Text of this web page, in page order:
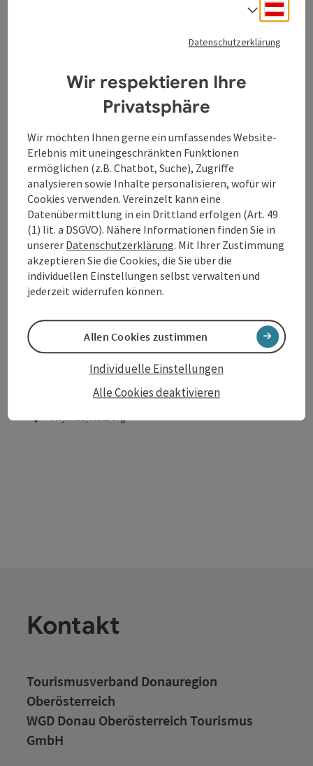
Beitrag merken: Radiästhesiepfad
Radiästhesiepfad
Wünschelrutenlehrpfad (Radiästhesiepfad)
Thyrnau/Kellberg
Öffnungszeiten
MOMontag geöffnet
DIDienstag geöffnet
MIMittwoch geöffnet
DODonnerstag geöffnet
FRFreitag geöffnet
SASamstag geöffnet
SOSonntag geöffnet
FEFeiertag geöffnet
Beitrag merken: Zahnärzte Seidl & Marienfeld
Zahnärzte Seidl & Marienfeld
Zahnarztpraxis
Thyrnau/Kellberg
Kontakt
Tourismusverband Donauregion
Oberösterreich
WGD Donau Oberösterreich Tourismus
GmbH
Datenschutzerklärung
Wir respektieren Ihre
Privatsphäre
Wir möchten Ihnen gerne ein umfassendes Website-
Erlebnis mit uneingeschränkten Funktionen
ermöglichen (z.B. Chatbot, Suche), Zugriffe
analysieren sowie Inhalte personalisieren, wofür wir
Cookies verwenden. Vereinzelt kann eine
Datenübermittlung in ein Drittland erfolgen (Art. 49
(1) lit. a DSGVO). Nähere Informationen finden Sie in
unserer Datenschutzerklärung. Mit Ihrer Zustimmung
akzeptieren Sie die Cookies, die Sie über die
individuellen Einstellungen selbst verwalten und
jederzeit widerrufen können.
Alle Cookies deaktivieren
Individuelle Einstellungen
Allen Cookies zustimmen